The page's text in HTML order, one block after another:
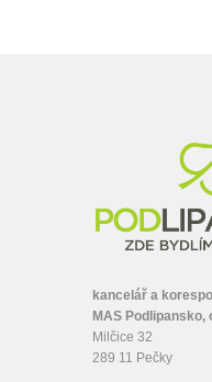
kancelář a
MAS Podlipansko,
Milčice 32
289 11 Pečky